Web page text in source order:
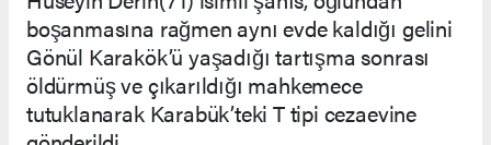
boşanmasına rağmen aynı evde kaldığı gelini
Gönül Karakök’ü yaşadığı tartışma sonrası
öldürmüş ve çıkarıldığı mahkemece
tutuklanarak Karabük’teki T tipi cezaevine